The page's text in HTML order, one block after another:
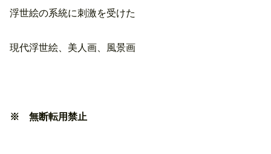
浮世絵の系統に刺激を受けた
現代浮世絵、美人画、風景画
※ 無断転用禁止